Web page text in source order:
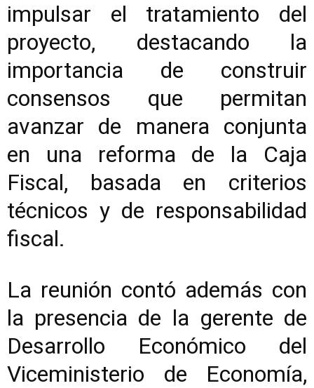
impulsar el tratamiento del
proyecto, destacando la
importancia de construir
consensos que permitan
avanzar de manera conjunta
en una reforma de la Caja
Fiscal, basada en criterios
técnicos y de responsabilidad
fiscal.
La reunión contó además con
la presencia de la gerente de
Desarrollo Económico del
Viceministerio de Economía,